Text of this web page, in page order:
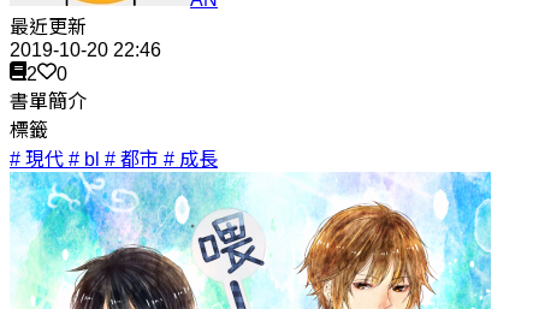
最近更新
2019-10-20 22:46
2
0
書單簡介
標籤
# 現代 # bl # 都市 # 成長